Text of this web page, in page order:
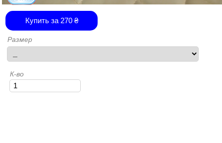
Купить за 270₴
Размер
К-во